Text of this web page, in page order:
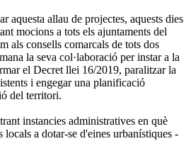
aquesta allau de projectes, aquests dies
mocions a tots els ajuntaments del
als consells comarcals de tots dos
la seva col·laboració per instar a la
el Decret llei 16/2019, paralitzar la
i engegar una planificació
del territori.
instancies administratives en què
locals a dotar-se d'eines urbanístiques -